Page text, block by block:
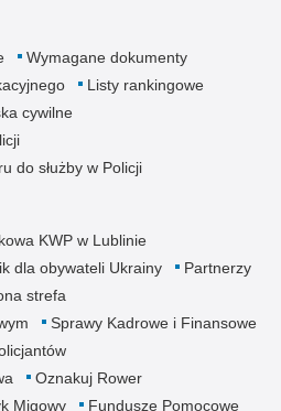
Wymagane dokumenty
Listy rankingowe
cywilne
do służby w Policji
KWP w Lublinie
dla obywateli Ukrainy
Partnerzy
strefa
Sprawy Kadrowe i Finansowe
Oznakuj Rower
Migowy
Fundusze Pomocowe